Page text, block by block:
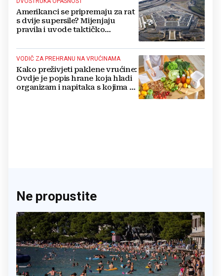
Amerikanci se pripremaju za rat
s dvije supersile? Mijenjaju
pravila i uvode taktičko
VODIČ ZA PREHRANU NA VRUĆINAMA
Kako preživjeti paklene vrućine:
Ovdje je popis hrane koja hladi
organizam i napitaka s kojima si
Ne propustite